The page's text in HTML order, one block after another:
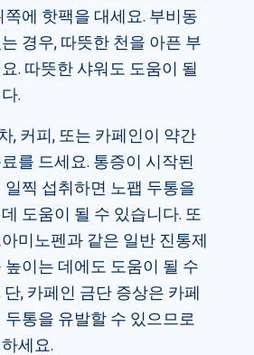
쪽에 핫팩을 대세요. 부비동
경우, 따뜻한 천을 아픈 부
. 따뜻한 샤워도 도움이 될
.
, 커피, 또는 카페인이 약간
를 드세요. 통증이 시작된
일찍 섭취하면 노팹 두통을
도움이 될 수 있습니다. 또
미노펜과 같은 일반 진통제
높이는 데에도 도움이 될 수
, 카페인 금단 증상은 카페
두통을 유발할 수 있으므로
세요.